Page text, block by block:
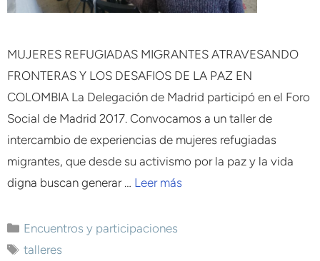
MUJERES REFUGIADAS MIGRANTES ATRAVESANDO
FRONTERAS Y LOS DESAFIOS DE LA PAZ EN
COLOMBIA La Delegación de Madrid participó en el Foro
Social de Madrid 2017. Convocamos a un taller de
intercambio de experiencias de mujeres refugiadas
migrantes, que desde su activismo por la paz y la vida
digna buscan generar … Leer más
Encuentros y participaciones
talleres